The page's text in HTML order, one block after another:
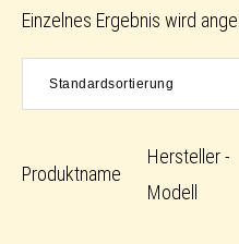
Einzelnes Ergebnis wird
Produktname
Hersteller -
Modell